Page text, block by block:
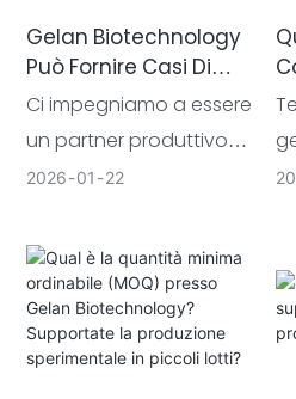
il processo della vostra
catena di fornitura
internazionale.
Gelan Biotechnology
Può Fornire Casi Di
Cooperazione
OEM/ODM O Referenze
Dei Clienti Passati?
Ci impegniamo a essere
un partner produttivo
affidabile per i marchi.
esperienza, abbiamo
fornito servizi cumulativi
di produzione e ricerca e
sviluppo a oltre 200
2026 01 22
la
il